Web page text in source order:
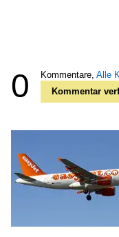
0 Kommentare, Alle
Kommentar